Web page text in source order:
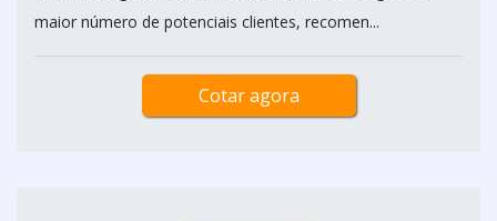
maior número de potenciais clientes, recomen...
Cotar agora